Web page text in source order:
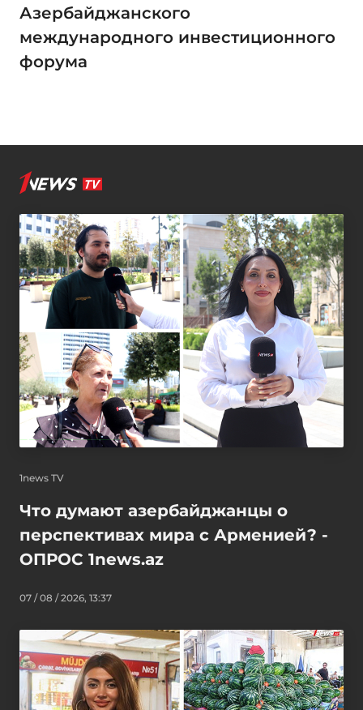
Азербайджанского
международного инвестиционного
форума
1news TV
Что думают азербайджанцы о
перспективах мира с Арменией? -
ОПРОС 1news.az
07 / 08 / 2026, 13:37